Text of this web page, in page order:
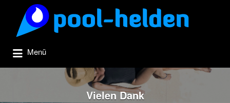
Suchen
nach:
Menü
Vielen Dank